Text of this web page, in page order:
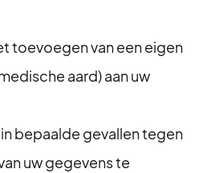
toevoegen van een eigen
aard) aan uw
bepaalde gevallen tegen
uw gegevens te